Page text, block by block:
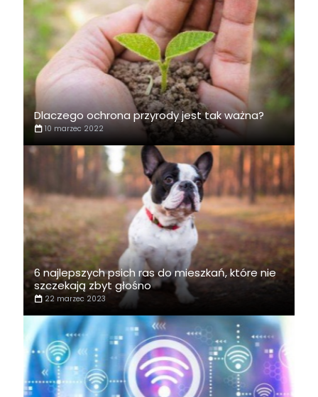
Dlaczego ochrona przyrody jest tak ważna?
10 marzec 2022
6 najlepszych psich ras do mieszkań, które nie
szczekają zbyt głośno
22 marzec 2023